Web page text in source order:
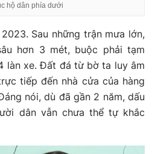
hộ dân phía dưới
Sau những trận mưa lớn,
hơn 3 mét, buộc phải tạm
làn xe. Đất đá từ bờ ta luy âm
tiếp đến nhà cửa của hàng
nói, dù đã gần 2 năm, dấu
dân vẫn chưa thể tự khắc